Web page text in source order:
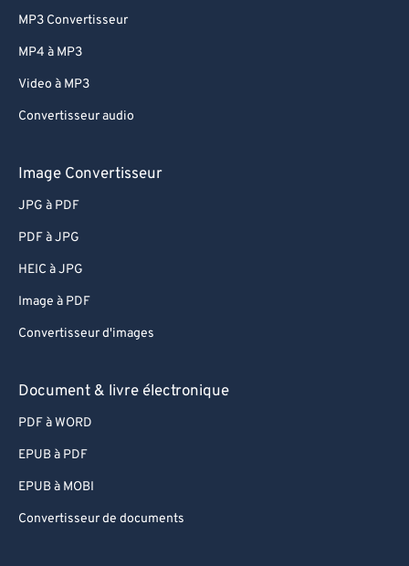
MP3 Convertisseur
MP4 à MP3
Video à MP3
Convertisseur audio
Image Convertisseur
JPG à PDF
PDF à JPG
HEIC à JPG
Image à PDF
Convertisseur d'images
Document & livre électronique
PDF à WORD
EPUB à PDF
EPUB à MOBI
Convertisseur de documents